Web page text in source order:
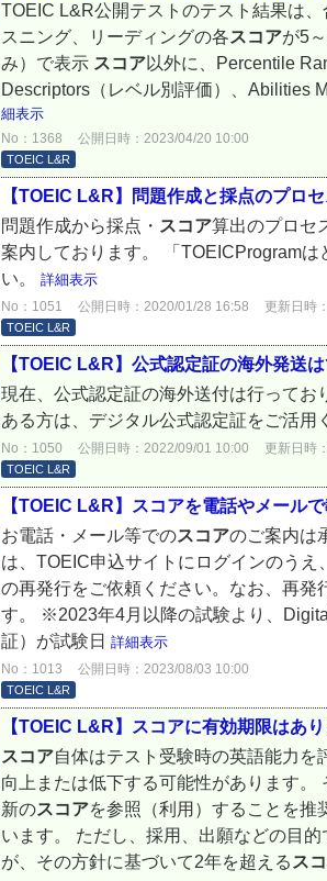
TOEIC L&R公開テストのテスト結果は、
スニング、リーディングの各スコアが5
み）で表示 スコア以外に、Percentile
Descriptors（レベル別評価）、Abilities
細表示
No：1368 公開日時：2023/04/20 10:00
TOEIC L&R
【TOEIC L&R】問題作成と採点のプロ
問題作成から採点・ スコア算出のプロセ
案内しております。 「TOEICProgram
い。 詳細表示
No：1051 公開日時：2020/01/28 16:58 更新日時
TOEIC L&R
【TOEIC L&R】公式認定証の海外発送
現在、公式認定証の海外送付は行って
ある方は、デジタル公式認定証をご活用
No：1050 公開日時：2022/09/01 10:00 更新日時
TOEIC L&R
【TOEIC L&R】スコアを電話やメール
お電話・メール等でのスコアのご案内は
は、TOEIC申込サイトにログインのう
の再発行をご依頼ください。なお、再
す。 ※2023年4月以降の試験より、
証）が試験日 詳細表示
No：1013 公開日時：2023/08/03 10:00
TOEIC L&R
【TOEIC L&R】スコアに有効期限はあ
スコア自体はテスト受験時の英語能力を
向上または低下する可能性があります
新のスコアを参照（利用）することを推
います。 ただし、採用、出願などの目的
が、その方針に基づいて2年を超える ス